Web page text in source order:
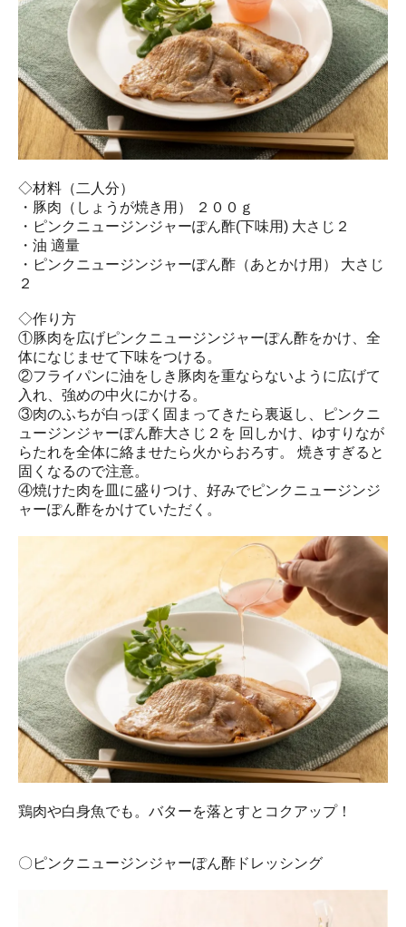
◇材料（二人分）
・豚肉（しょうが焼き用） ２００ｇ
・ピンクニュージンジャーぽん酢(下味用) 大さじ２
・油 適量
・ピンクニュージンジャーぽん酢（あとかけ用） 大さじ
２
◇作り方
①豚肉を広げピンクニュージンジャーぽん酢をかけ、全
体になじませて下味をつける。
②フライパンに油をしき豚肉を重ならないように広げて
入れ、強めの中火にかける。
③肉のふちが白っぽく固まってきたら裏返し、ピンクニ
ュージンジャーぽん酢大さじ２を 回しかけ、ゆすりなが
らたれを全体に絡ませたら火からおろす。 焼きすぎると
固くなるので注意。
④焼けた肉を皿に盛りつけ、好みでピンクニュージンジ
ャーぽん酢をかけていただく。
鶏肉や白身魚でも。バターを落とすとコクアップ！
〇ピンクニュージンジャーぽん酢ドレッシング